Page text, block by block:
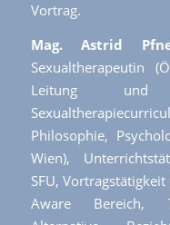
Vortrag.
Mag. Astrid
Sexualtherapeutin
Leitung und
Philosophie,
Wien),
SFU,
Aware Bereich,